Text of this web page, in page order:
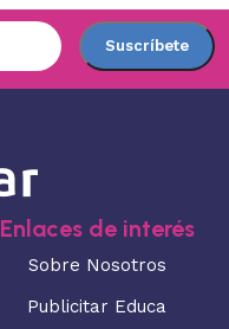
Enlaces de interés
Sobre Nosotros
Publicitar Educa